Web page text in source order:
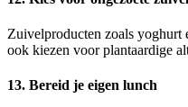
Zuivelproducten zoals yoghurt
ook kiezen voor plantaardige
13. Bereid je eigen lunch